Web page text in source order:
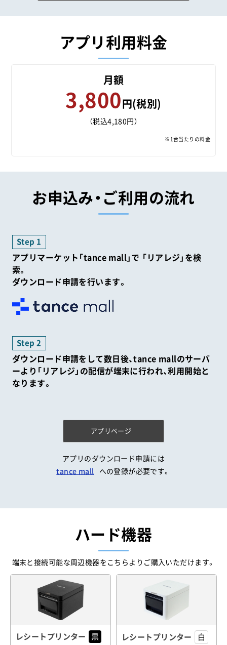
アプリ利用料金
月額
3,800 円(税別)
（税込4,180円）
※1台当たりの料金
お申込み・ご利用の流れ
Step 1
アプリマーケット「tance mall」で 「リアレジ」を検
索。
ダウンロード申請を行います。
Step 2
ダウンロード申請をして数日後、tance mallのサーバ
ーより「リアレジ」の配信が端末に行われ、利用開始と
なります。
アプリページ
アプリのダウンロード申請には
tance mall
への登録が必要です。
ハード機器
端末と接続可能な周辺機器をこちらよりご購入いただけます。
レシートプリンター レシートプリンター